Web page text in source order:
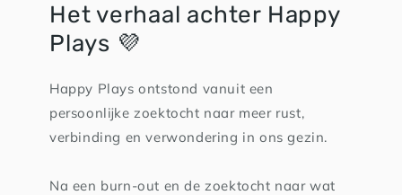
Het verhaal achter Happy
Plays 💜
Happy Plays ontstond vanuit een
persoonlijke zoektocht naar meer rust,
verbinding en verwondering in ons gezin.
Na een burn-out en de zoektocht naar wat